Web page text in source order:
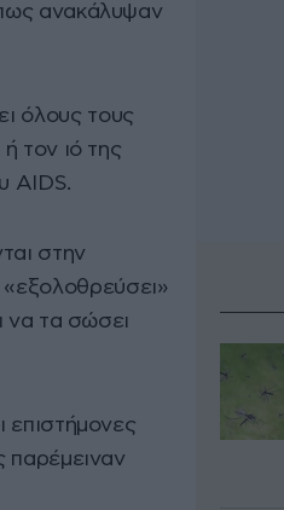
ανακάλυψαν
όλους τους
τον ιό της
AIDS.
στην
να τα σώσει
επιστήμονες
παρέμειναν